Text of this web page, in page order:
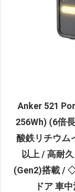
Anker 521
256Wh) (6倍
酸鉄リチウム
以上 / 高耐
(Gen2)搭載 /
ドア 車